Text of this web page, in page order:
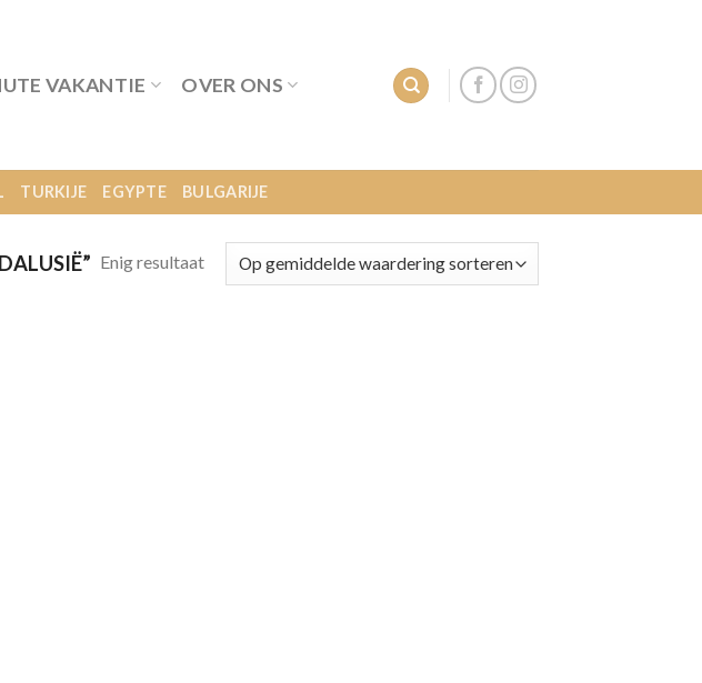
VAKANTIE OVER ONS
TURKIJE EGYPTE BULGARIJE
Enig resultaat